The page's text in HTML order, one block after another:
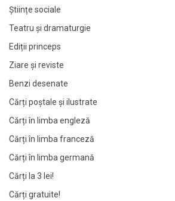
Științe sociale
Teatru și dramaturgie
Ediții princeps
Ziare şi reviste
Benzi desenate
Cărți poștale și ilustrate
Cărți în limba engleză
Cărți în limba franceză
Cărți în limba germană
Cărți la 3 lei!
Cărți gratuite!